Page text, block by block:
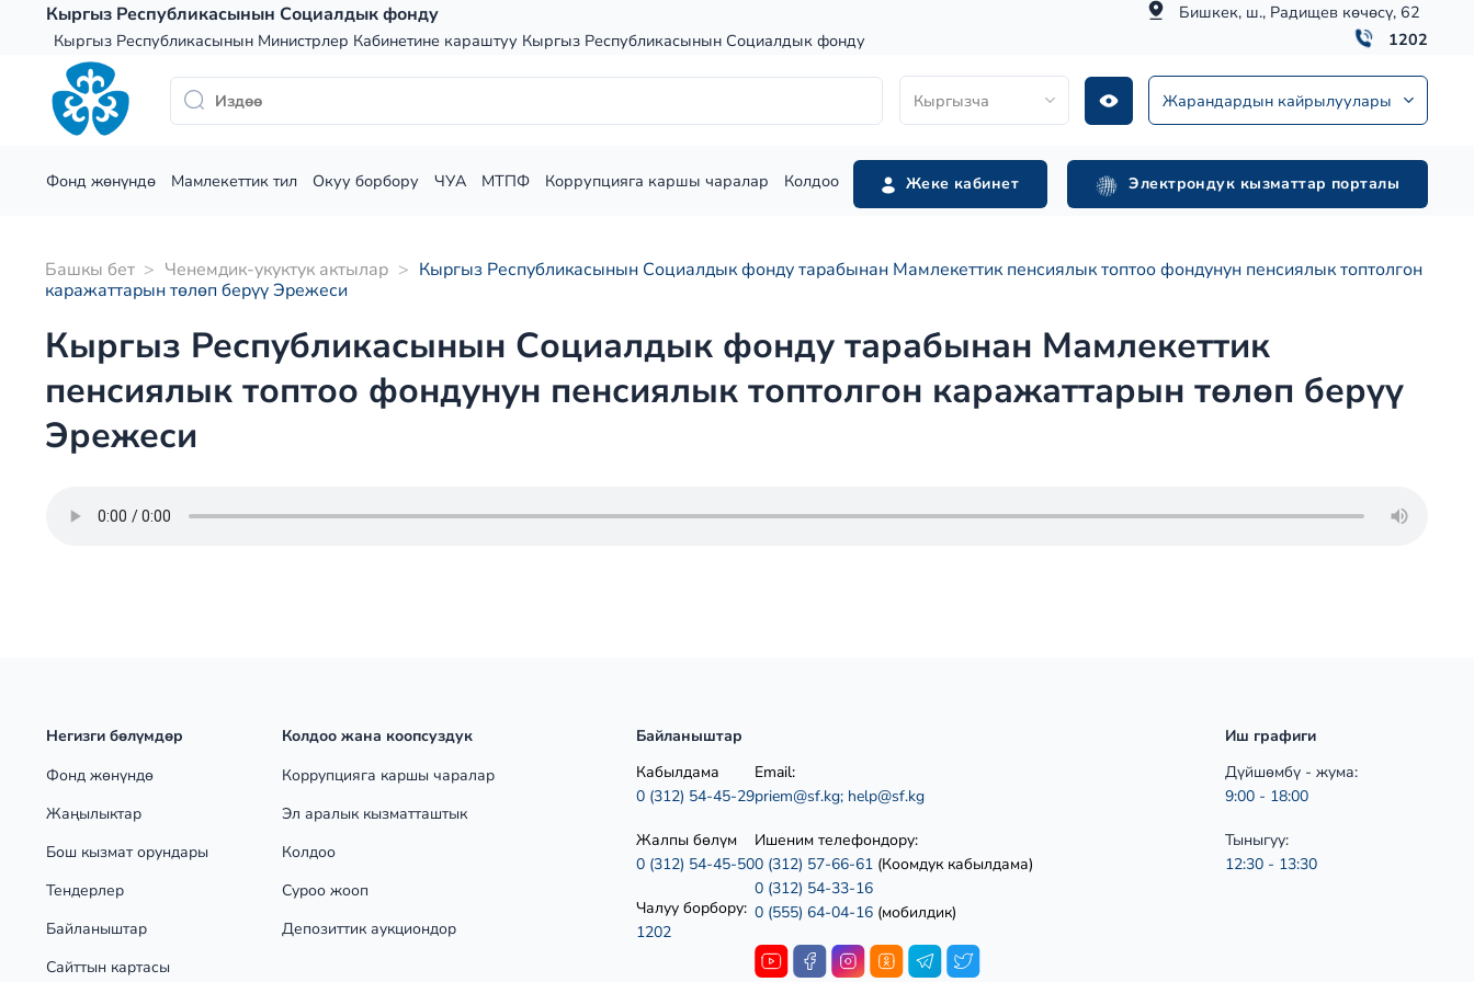
Кыргыз Республикасынын Социалдык фонду
Кыргыз Республикасынын Министрлер Кабинетине караштуу Кыргыз Республикасынын Социалдык фонду
Бишкек, ш., Радищев көчөсү, 62
1202
Кыргызча Жарандардын кайрылуулары
Фонд жөнүндө Мамлекеттик тил Окуу борбору ЧУА МТПФ Коррупцияга каршы чаралар Колдоо Жеке кабинет Электрондук кызматтар порталы
Башкы бет > Ченемдик-укуктук актылар > Кыргыз Республикасынын Социалдык фонду тарабынан Мамлекеттик пенсиялык топтоо фондунун пенсиялык топтолгон
каражаттарын төлөп берүү Эрежеси
Кыргыз Республикасынын Социалдык фонду тарабынан Мамлекеттик
пенсиялык топтоо фондунун пенсиялык топтолгон каражаттарын төлөп берүү
Эрежеси
Негизги бөлүмдөр
Фонд жөнүндө
Жаңылыктар
Бош кызмат орундары
Тендерлер
Байланыштар
Сайттын картасы
Колдоо жана коопсуздук
Коррупцияга каршы чаралар
Эл аралык кызматташтык
Колдоо
Суроо жооп
Депозиттик аукциондор
Байланыштар
Кабылдама
0 (312) 54-45-29
Жалпы бөлүм
0 (312) 54-45-50
Чалуу борбору:
1202
Email:
priem@sf.kg; help@sf.kg
Ишеним телефондору:
0 (312) 57-66-61 (Коомдук кабылдама)
0 (312) 54-33-16
0 (555) 64-04-16 (мобилдик)
Иш графиги
Дүйшөмбү - жума:
9:00 - 18:00
Тыныгуу:
12:30 - 13:30